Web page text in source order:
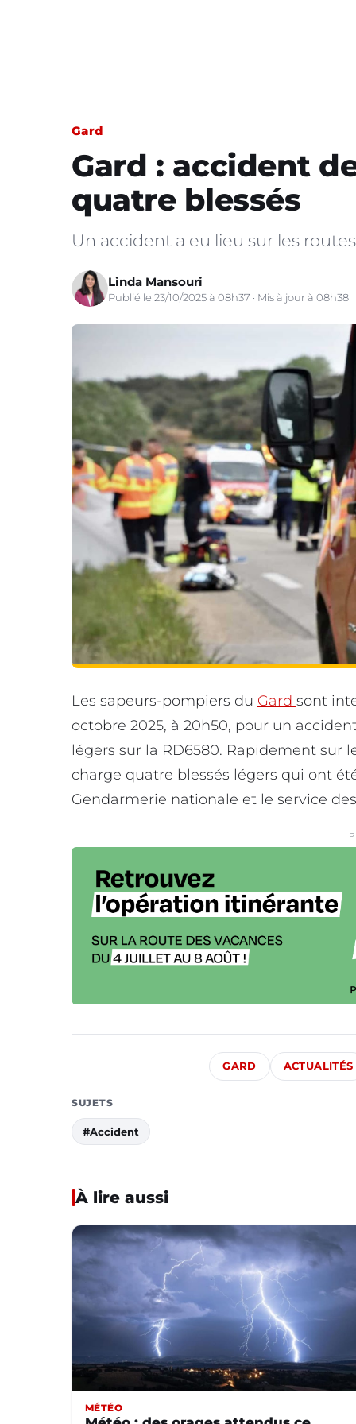
Gard
Gard : accident
quatre blessés
Un accident a eu lieu sur les
Linda Mansouri
Publié le 23/10/2025 à 08h37 · Mis à jour à 08h38
Les sapeurs-pompiers du Gard sont
octobre 2025, à 20h50, pour un
légers sur la RD6580. Rapidement sur
charge quatre blessés légers qui ont
Gendarmerie nationale et le service
GARD ACTUALITÉS
SUJETS
#Accident
À lire aussi
MÉTÉO